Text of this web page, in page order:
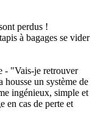
perdus !
à bagages se vider
- "Vais-je retrouver
un système de
ingénieux, simple et
en cas de perte et